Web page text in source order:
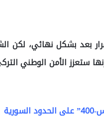
بعد بشكل نهائي، لكن
ستعزز الأمن الوطني